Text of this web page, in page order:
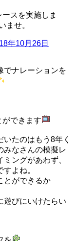
スを実施しま
ませ。
年10月26日
でナレーションを
できます
たのはもう8年く
みなさんの模擬レ
ングがあわず、
よね。
とができるか
遊びにいけたらい